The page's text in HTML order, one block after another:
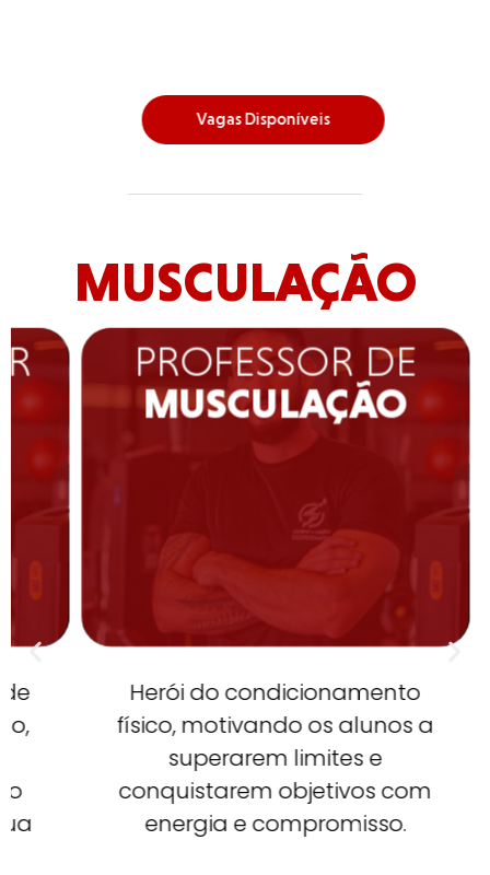
Vagas Disponíveis
MUSCULAÇÃO
PROFESSOR DE
MUSCULAÇÃO
Herói do condicionamento
físico, motivando os alunos a
superarem limites e
conquistarem objetivos com
energia e compromisso.